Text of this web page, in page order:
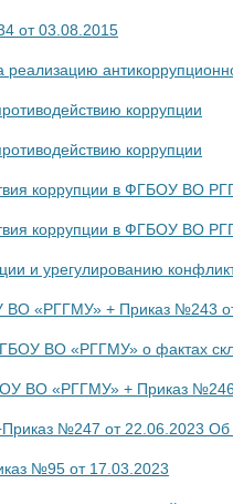
от 03.08.2015
реализацию
коррупции
коррупции
коррупции в ФГБОУ ВО
коррупции в ФГБОУ ВО
и урегулированию
ВО «РГГМУ» + Приказ №243
ВО «РГГМУ» о фактах
ВО «РГГМУ» + Приказ
№247 от 22.06.2023 Об
№95 от 17.03.2023